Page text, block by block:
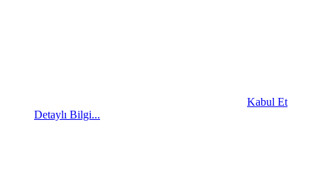
Kabul Et
Detaylı Bilgi...